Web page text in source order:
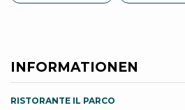
INFORMATIONEN
RISTORANTE IL PARCO